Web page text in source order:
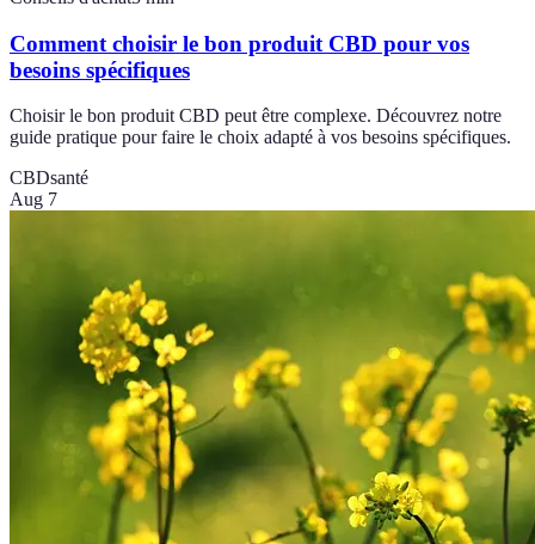
Comment choisir le bon produit CBD pour vos
besoins spécifiques
Choisir le bon produit CBD peut être complexe. Découvrez notre
guide pratique pour faire le choix adapté à vos besoins spécifiques.
CBDsanté
Aug 7